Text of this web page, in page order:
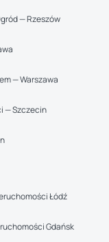
— Rzeszów
— Warszawa
— Szczecin
Łódź
Gdańsk